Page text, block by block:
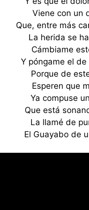
Viene con un
Que, entre más
La herida se
Cámbiame
Y póngame el
Porque de
Esperen que
Ya compuse
Que está
La llamé de
El Guayabo de